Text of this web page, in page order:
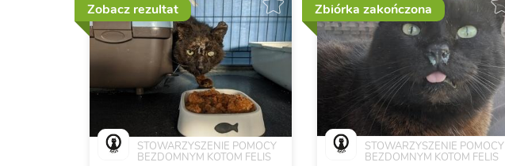
Zobacz rezultat
STOWARZYSZENIE POMOCY
BEZDOMNYM KOTOM FELIS
Zbiórka zakończona
STOWARZYSZENIE POMOCY
BEZDOMNYM KOTOM FELIS